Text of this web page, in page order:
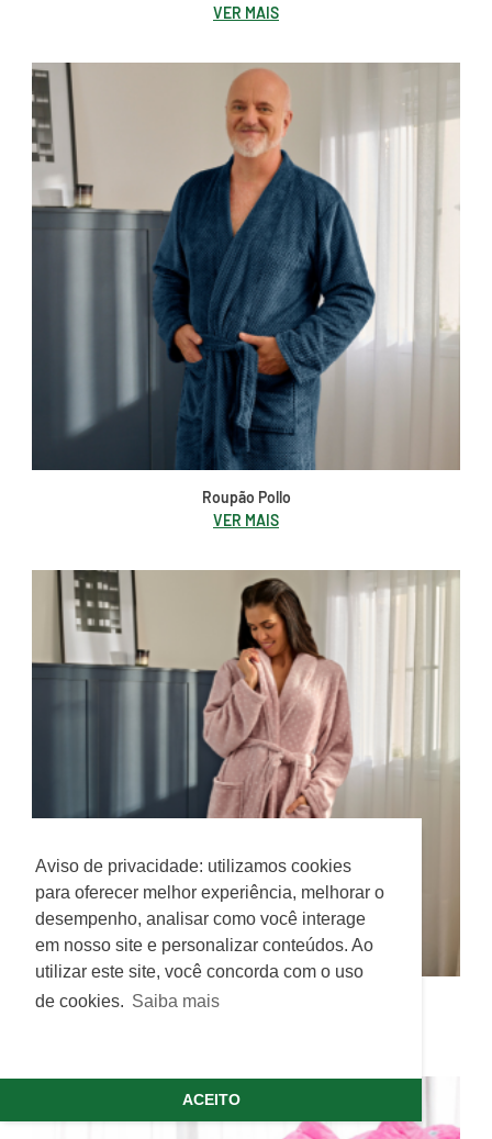
Utilizamos cookies para oferecer melhor
experiência, melhorar o desempenho, analisar
como você interage em nosso site e
personalizar conteúdo.
Recusar Cookies Aceitar Cookies
VER MAIS
Roupão Pollo
VER MAIS
Roupão Charme
Aviso de privacidade: utilizamos cookies
para oferecer melhor experiência, melhorar o
desempenho, analisar como você interage
em nosso site e personalizar conteúdos. Ao
utilizar este site, você concorda com o uso
de cookies. Saiba mais
ACEITO